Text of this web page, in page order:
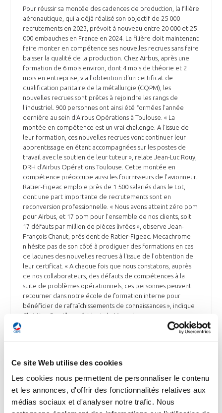
Ce site Web utilise des cookies
Les cookies nous permettent de personnaliser le contenu
et les annonces, d'offrir des fonctionnalités relatives aux
médias sociaux et d'analyser notre trafic. Nous
Pour réussir sa montée des cadences de production, la filière
aéronautique, qui a déjà réalisé son objectif de 25 000
recrutements en 2023, prévoit à nouveau entre 20 000 et 25
000 embauches en France en 2024. La filière doit maintenant
faire monter en compétence ses nouvelles recrues sans faire
baisser la qualité de la production. Chez Airbus, après une
formation de 6 mois environ, dont 4 mois de théorie et 2
mois en entreprise, via l'obtention d'un certificat de
qualification paritaire de la métallurgie (CQPM), les
nouvelles recrues sont prêtes à rejoindre les rangs de
l'industriel. 900 personnes ont ainsi été formées l'année
dernière au sein d'Airbus Opérations à Toulouse. « La
montée en compétence est un vrai challenge. A l'issue de
leur formation, ces nouvelles recrues vont continuer leur
apprentissage en étant accompagnées sur les postes de
travail avec le soutien de leur tuteur », relate Jean-Luc Rouy,
DRH d'Airbus Opérations Toulouse. Cette montée en
compétence préoccupe aussi les fournisseurs de l'avionneur.
Ratier-Figeac emploie près de 1 500 salariés dans le Lot,
dont une part importante de recrutements sont en
reconversion professionnelle. « Nous avons atteint zéro ppm
pour Airbus, et 17 ppm pour l'ensemble de nos clients, soit
17 défauts par million de pièces livrées », observe Jean-
François Chanut, président de Ratier-Figeac. Mecachrome
n'hésite pas de son côté à prodiguer des formations en cas
de lacunes des nouvelles recrues à l'issue de l'obtention de
leur certificat. « A chaque fois que nous constatons, auprès
de nos collaborateurs, des défauts de compétences à la
suite de problèmes opérationnels, ces personnes peuvent
retourner dans notre école de formation interne pour
bénéficier de rafraîchissements de connaissances », indique
Christian Cornille, président de Mecachrome.
EMPLOI